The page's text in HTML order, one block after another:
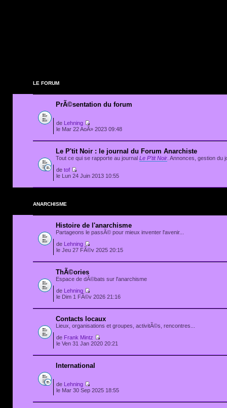
LE FORUM
PrÃ©sentation du forum
de
Lehning
le Mar 22 AoÃ» 2023 09:48
Le P'tit Noir : le journal du Forum Anarchiste
Tout ce qui se rapporte au journal Le P'tit Noir . Annonces, gestion du
de tof
le Lun 24 Juin 2013 10:55
ANARCHISME
Histoire de l'anarchisme
Partageons le passÃ© pour mieux inventer l'avenir...
de
Lehning
le Jeu 27 FÃ©v 2025 20:15
ThÃ©ories
Espace de dÃ©bats sur l'anarchisme
de
Lehning
le Dim 1 FÃ©v 2026 21:16
Contacts locaux
Lieux, organisations et groupes, activitÃ©s, rencontres...
de Frank Mintz
le Ven 31 Jan 2020 20:21
International
de
Lehning
le Mar 30 Sep 2025 18:55